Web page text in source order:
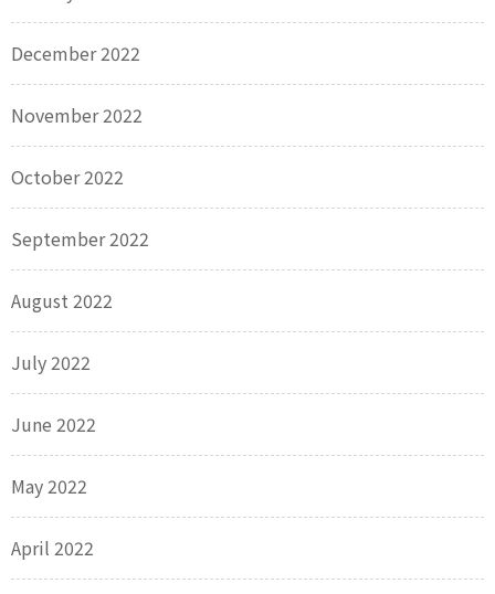
December 2022
November 2022
October 2022
September 2022
August 2022
July 2022
June 2022
May 2022
April 2022